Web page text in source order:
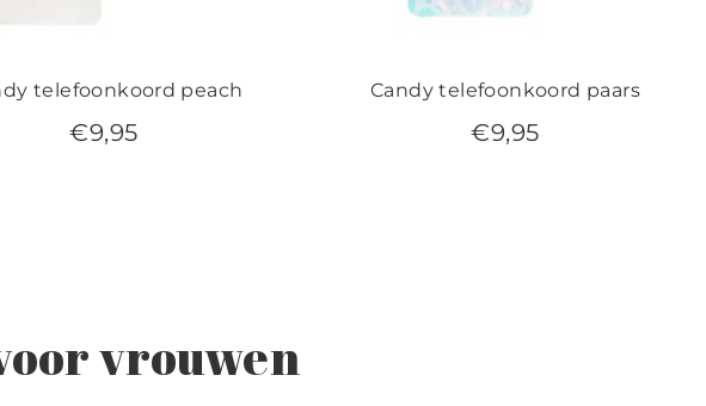
telefoonkoord peach
€9,95
Candy telefoonkoord paars
€9,95
vrouwen